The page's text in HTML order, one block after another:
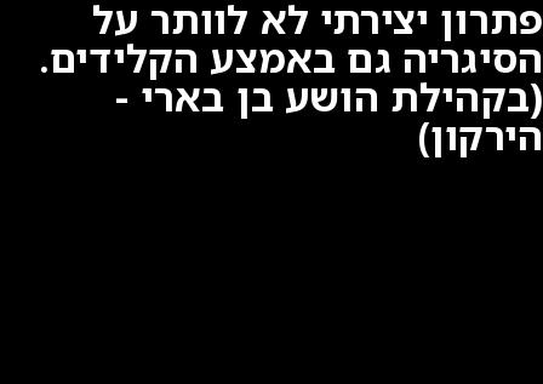
פתרון יצירתי לא לוותר על
הסיגריה גם באמצע הקלידים.
(בקהילת הושע בן בארי -
הירקון)